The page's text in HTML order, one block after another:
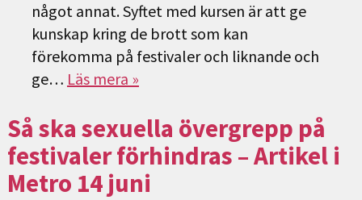
något annat. Syftet med kursen är att ge
kunskap kring de brott som kan
förekomma på festivaler och liknande och
ge… Läs mera »
Så ska sexuella övergrepp på
festivaler förhindras – Artikel i
Metro 14 juni